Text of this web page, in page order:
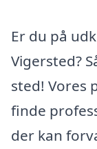
Er du på
Vigersted?
sted! Vores
finde
der kan